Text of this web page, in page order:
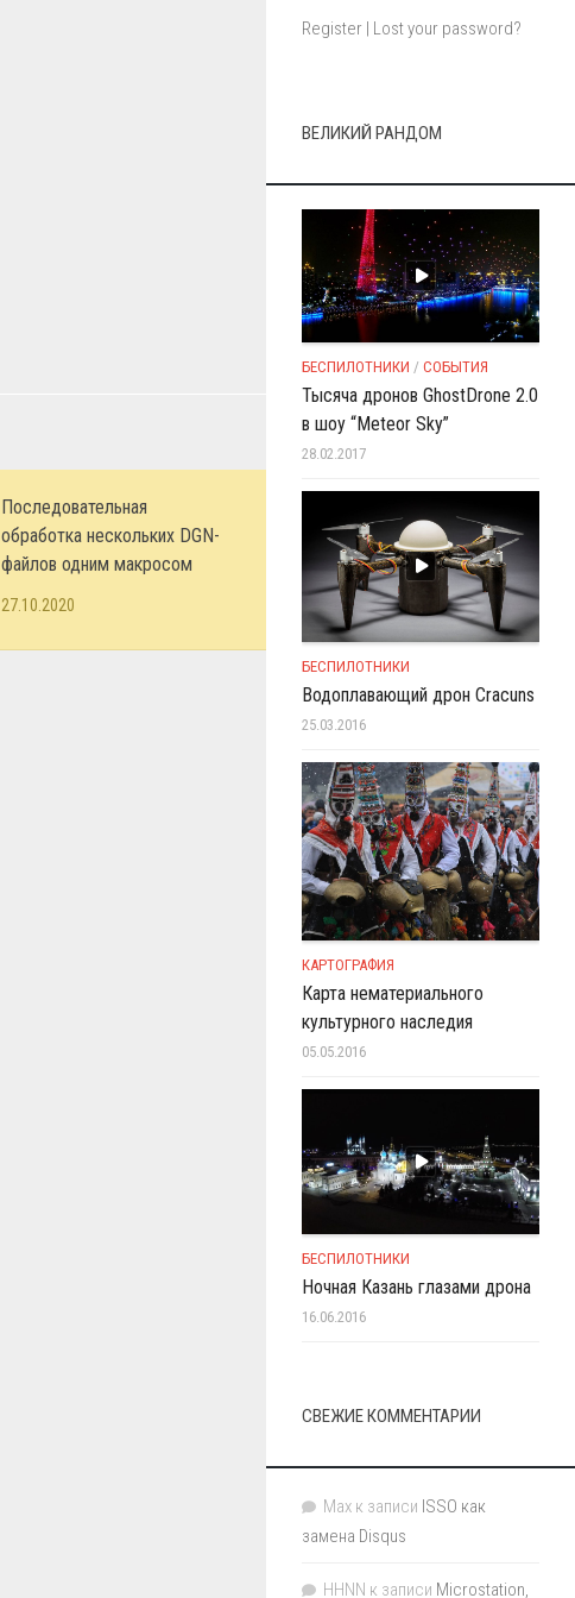
Последовательная
обработка нескольких DGN-
файлов одним макросом
27.10.2020
Register | Lost your password?
ВЕЛИКИЙ РАНДОМ
БЕСПИЛОТНИКИ / СОБЫТИЯ
Тысяча дронов GhostDrone 2.0
в шоу “Meteor Sky”
28.02.2017
БЕСПИЛОТНИКИ
Водоплавающий дрон Cracuns
25.03.2016
КАРТОГРАФИЯ
Карта нематериального
культурного наследия
05.05.2016
БЕСПИЛОТНИКИ
Ночная Казань глазами дрона
16.06.2016
СВЕЖИЕ КОММЕНТАРИИ
Max к записи ISSO как
замена Disqus
HHNN к записи Microstation,